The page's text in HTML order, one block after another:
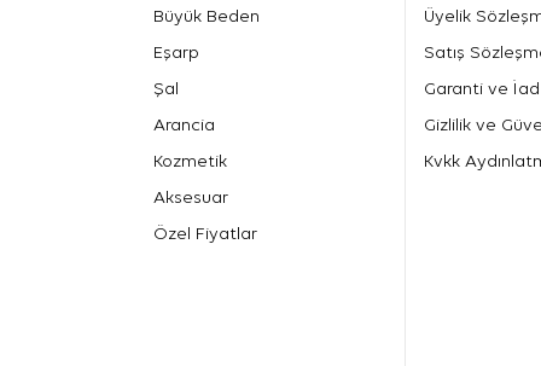
Büyük Beden
Eşarp
Şal
Arancia
Kozmetik
Aksesuar
Özel Fiyatlar
Üyelik
Satış
Garanti ve
Gizlilik ve
Kvkk